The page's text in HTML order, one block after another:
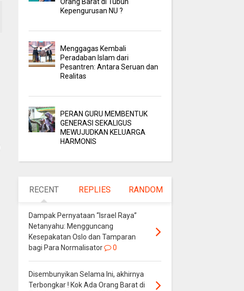
Kepengurusan NU ?
Menggagas Kembali
Peradaban Islam dari
Pesantren: Antara Seruan dan
Realitas
PERAN GURU MEMBENTUK
GENERASI SEKALIGUS
MEWUJUDKAN KELUARGA
HARMONIS
RECENT REPLIES RANDOM
Dampak Pernyataan “Israel Raya”
Netanyahu: Mengguncang
Kesepakatan Oslo dan Tamparan
bagi Para Normalisator
0
Disembunyikan Selama Ini, akhirnya
Terbongkar ! Kok Ada Orang Barat di